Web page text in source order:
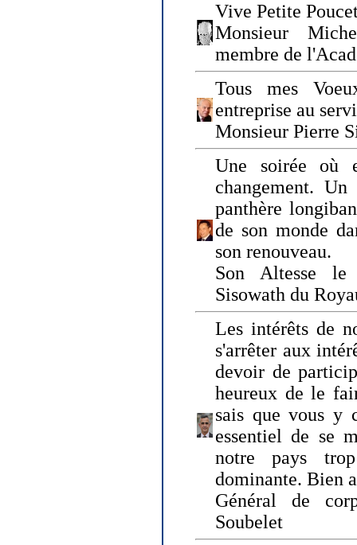
Vive Petite
Monsieur
membre de
Tous mes
entreprise au
Monsieur Pierre
Une soirée où
changement.
panthère
de son monde
son renouveau.
Son Altesse le
Sisowath du
Les intérêts de
s'arrêter aux
devoir de
heureux de le
sais que vous y
essentiel de se
notre pays
dominante. Bien
Général de
Soubelet